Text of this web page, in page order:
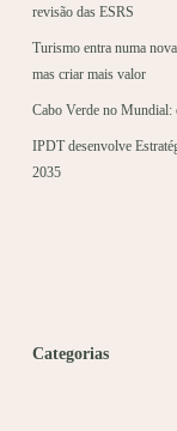
revisão das ESRS
Turismo entra numa
mas criar mais valor
Cabo Verde no Mundial:
IPDT desenvolve
2035
Categorias